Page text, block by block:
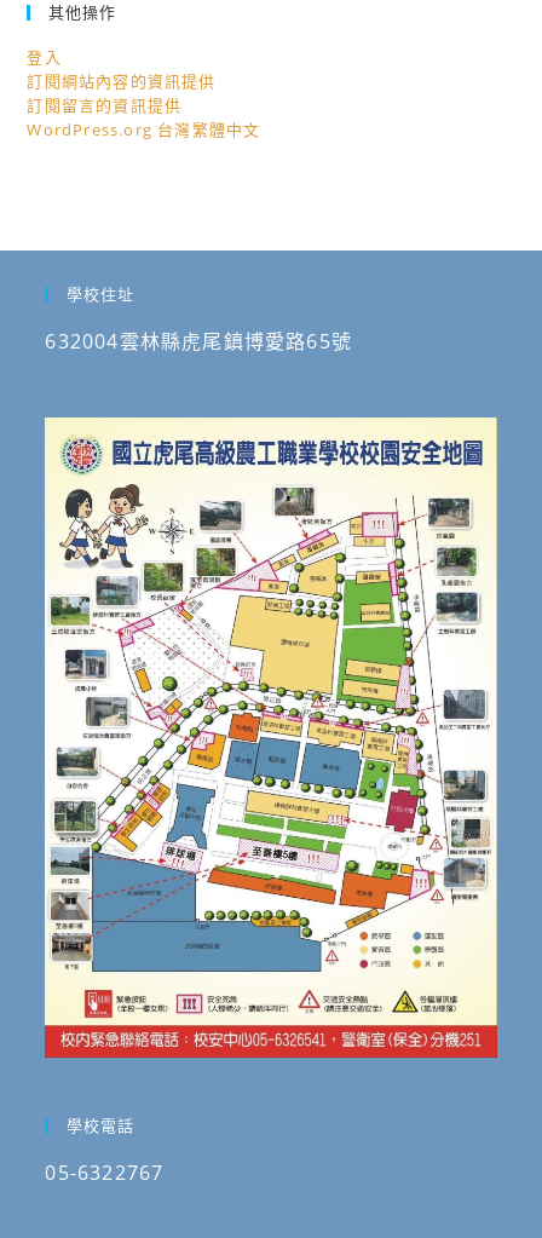
其他操作
登入
訂閱網站內容的資訊提供
訂閱留言的資訊提供
WordPress.org 台灣繁體中文
學校住址
632004雲林縣虎尾鎮博愛路65號
學校電話
05-6322767